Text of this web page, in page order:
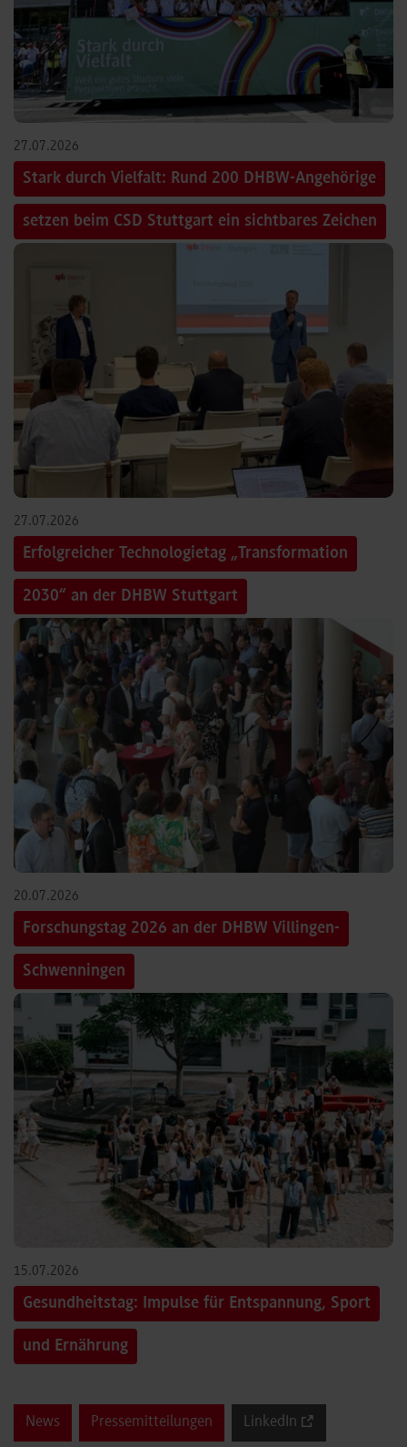
27.07.2026
Stark durch Vielfalt: Rund 200 DHBW-Angehörige
setzen beim CSD Stuttgart ein sichtbares Zeichen
27.07.2026
Erfolgreicher Technologietag „Transformation
2030“ an der DHBW Stuttgart
20.07.2026
Forschungstag 2026 an der DHBW Villingen-
Schwenningen
15.07.2026
Gesundheitstag: Impulse für Entspannung, Sport
und Ernährung
News Pressemitteilungen LinkedIn